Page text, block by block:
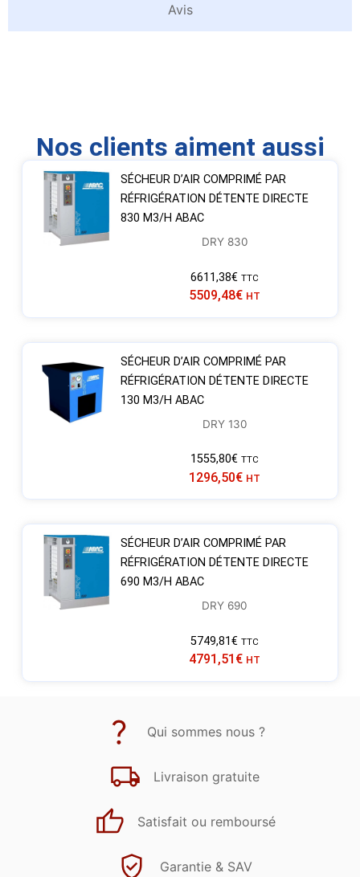
Avis
Nos clients aiment aussi
SÉCHEUR D’AIR COMPRIMÉ PAR
RÉFRIGÉRATION DÉTENTE DIRECTE
830 M3/H ABAC
DRY 830
6611,38€ TTC
5509,48€ HT
SÉCHEUR D’AIR COMPRIMÉ PAR
RÉFRIGÉRATION DÉTENTE DIRECTE
130 M3/H ABAC
DRY 130
1555,80€ TTC
1296,50€ HT
SÉCHEUR D’AIR COMPRIMÉ PAR
RÉFRIGÉRATION DÉTENTE DIRECTE
690 M3/H ABAC
DRY 690
5749,81€ TTC
4791,51 € HT
Qui sommes nous ?
Livraison gratuite
Satisfait ou remboursé
Garantie & SAV